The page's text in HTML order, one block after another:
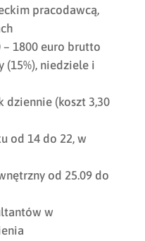
pracodawcą,
– 1800 euro brutto
(15%), niedziele i
dziennie (koszt 3,30
od 14 do 22, w
od 25.09 do
w